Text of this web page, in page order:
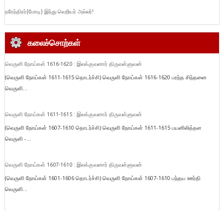
நரேந்திரர்(மோடி) இந்து வெறியர் அல்லர்!
கலைச்சொற்கள்
வெருளி நோய்கள் 1616-1620 : இலக்குவனார் திருவள்ளுவன்
(வெருளி நோய்கள் 1611-1615 தொடர்ச்சி) வெருளி நோய்கள் 1616-1620 பரந்த சிந்தனை
வெருளி...
வெருளி நோய்கள் 1611-1615 : இலக்குவனார் திருவள்ளுவன்
(வெருளி நோய்கள் 1607-1610 தொடர்ச்சி) வெருளி நோய்கள் 1611-1615 பயனிலித்தள
வெருளி -...
வெருளி நோய்கள் 1607-1610 : இலக்குவனார் திருவள்ளுவன்
(வெருளி நோய்கள் 1601-1606 தொடர்ச்சி) வெருளி நோய்கள் 1607-1610 பந்தய ஊர்தி
வெருளி...